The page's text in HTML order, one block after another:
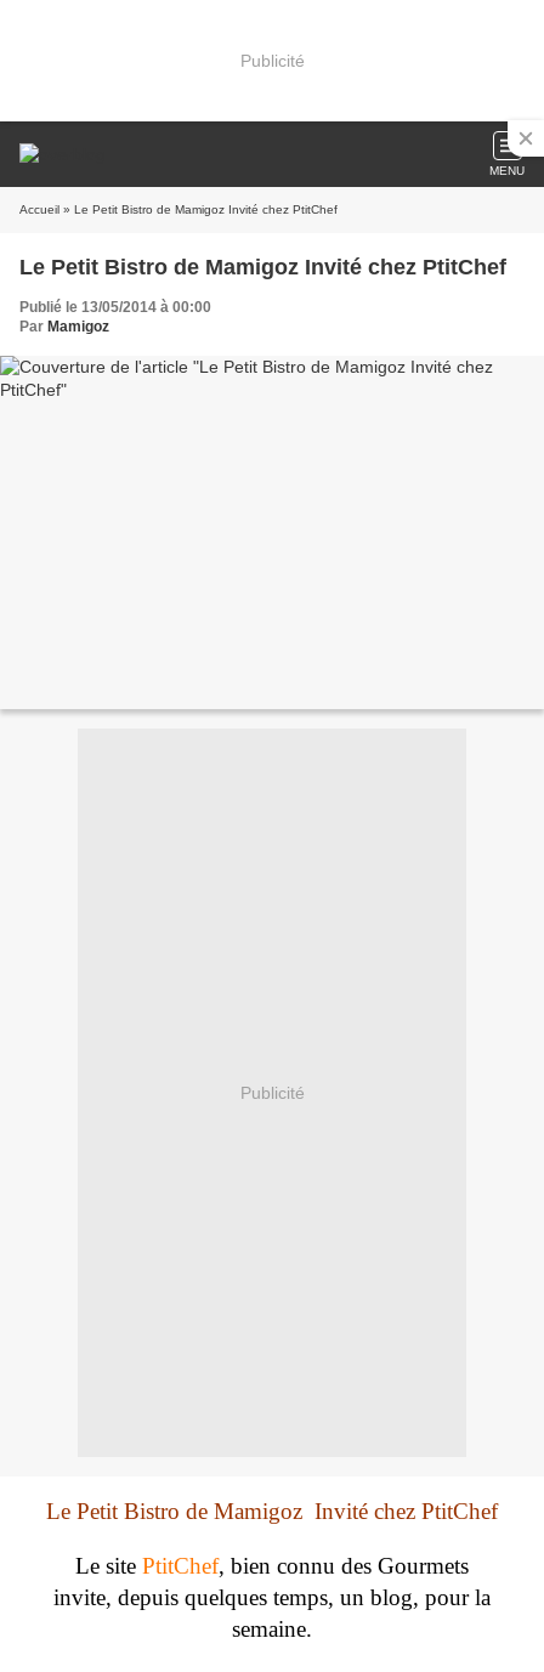
Publicité
MENU
Accueil » Le Petit Bistro de Mamigoz Invité chez PtitChef
Le Petit Bistro de Mamigoz Invité chez PtitChef
Publié le 13/05/2014 à 00:00
Par Mamigoz
Publicité
Le Petit Bistro de Mamigoz Invité chez PtitChef
Le site PtitChef, bien connu des Gourmets
invite, depuis quelques temps, un blog, pour la
semaine.